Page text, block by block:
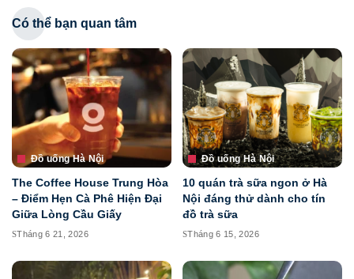
Có thể bạn quan tâm
Đồ uống Hà Nội
The Coffee House Trung Hòa
– Điểm Hẹn Cà Phê Hiện Đại
Giữa Lòng Cầu Giấy
Tháng 6 21, 2026
Đồ uống Hà Nội
10 quán trà sữa ngon ở Hà
Nội đáng thử dành cho tín
đồ trà sữa
Tháng 6 15, 2026